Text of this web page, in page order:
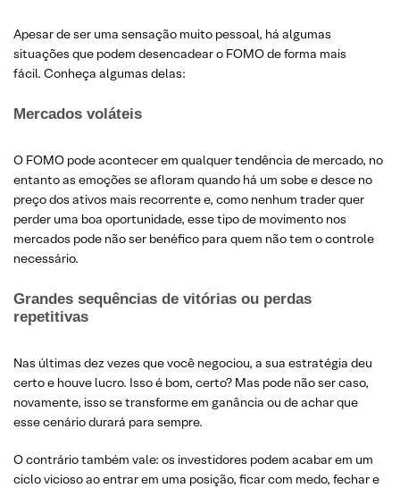
Apesar de ser uma sensação muito pessoal, há algumas
situações que podem desencadear o FOMO de forma mais
fácil. Conheça algumas delas:
Mercados voláteis
O FOMO pode acontecer em qualquer tendência de mercado, no
entanto as emoções se afloram quando há um sobe e desce no
preço dos ativos mais recorrente e, como nenhum trader quer
perder uma boa oportunidade, esse tipo de movimento nos
mercados pode não ser benéfico para quem não tem o controle
necessário.
Grandes sequências de vitórias ou perdas
repetitivas
Nas últimas dez vezes que você negociou, a sua estratégia deu
certo e houve lucro. Isso é bom, certo? Mas pode não ser caso,
novamente, isso se transforme em ganância ou de achar que
esse cenário durará para sempre.
O contrário também vale: os investidores podem acabar em um
ciclo vicioso ao entrar em uma posição, ficar com medo, fechar e